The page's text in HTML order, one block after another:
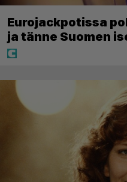
Eurojackpotissa
ja tänne Suomen